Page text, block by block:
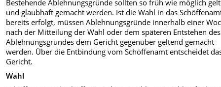
Bestehende Ablehnungsgründe sollten so früh wie möglich
und glaubhaft gemacht werden. Ist die Wahl in das
bereits erfolgt, müssen Ablehnungsgründe innerhalb einer
nach der Mitteilung der Wahl oder dem späteren Entstehen des
Ablehnungsgrundes dem Gericht gegenüber geltend gemacht
werden. Über die Entbindung vom Schöffenamt entscheidet
Gericht.
Wahl